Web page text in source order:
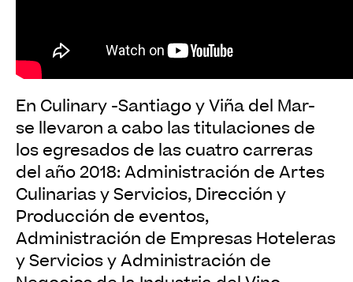
En Culinary -Santiago y Viña del Mar-
se llevaron a cabo las titulaciones de
los egresados de las cuatro carreras
del año 2018: Administración de Artes
Culinarias y Servicios, Dirección y
Producción de eventos,
Administración de Empresas Hoteleras
y Servicios y Administración de